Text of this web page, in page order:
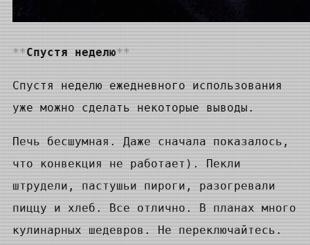
Спустя неделю
Спустя неделю ежедневного использования
уже можно сделать некоторые выводы.
Печь бесшумная. Даже сначала показалось,
что конвекция не работает). Пекли
штрудели, пастушьи пироги, разогревали
пиццу и хлеб. Все отлично. В планах много
кулинарных шедевров. Не переключайтесь.